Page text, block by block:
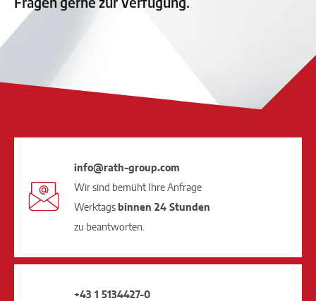
info@rath-group.com
Wir sind bemüht Ihre Anfrage
Werktagsbinnen 24 Stunden
zu beantworten.
+43 1 5134427-0